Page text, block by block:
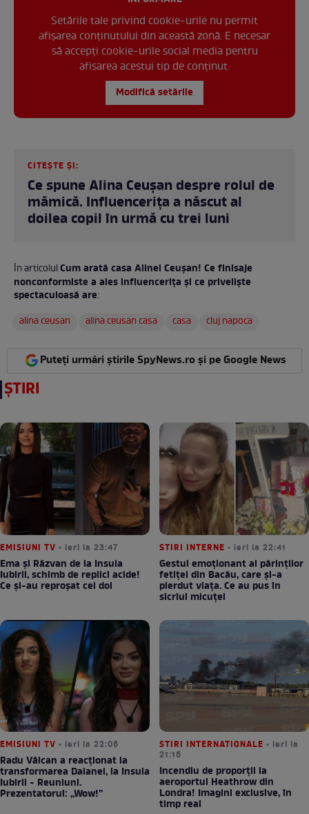
Setările tale privind cookie-urile nu permit
afișarea conținutului din această zonă. E necesar
să accepți cookie-urile social media pentru
afisarea acestui tip de conținut.
Modifică setările
CITEȘTE ȘI:
Ce spune Alina Ceușan despre rolul de
mămică. Influencerița a născut al
doilea copil în urmă cu trei luni
În articolulCum arată casa Alinei Ceușan! Ce finisaje
nonconformiste a ales influencerița și ce priveliște
spectaculoasă are:
alina ceusan
alina ceusan casa casa cluj napoca
Puteți urmări știrile SpyNews.ro și pe Google News
ȘTIRI
EMISIUNI TV • ieri la 23:47
Ema și Răzvan de la Insula
Iubirii, schimb de replici acide!
Ce și-au reproșat cei doi
STIRI INTERNE • ieri la 22:41
Gestul emoționant al părinților
fetiței din Bacău, care și-a
pierdut viața. Ce au pus în
sicriul micuței
EMISIUNI TV • ieri la 22:06
Radu Vâlcan a reacționat la
transformarea Daianei, la Insula
Iubirii - Reuniuni.
Prezentatorul: „Wow!”
STIRI INTERNATIONALE • ieri la
21:16
Incendiu de proporții la
aeroportul Heathrow din
Londra! Imagini exclusive, în
timp real